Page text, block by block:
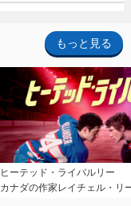
もっと見る
ヒーテッド・ライバルリー
カナダの作家レイチェル・リ